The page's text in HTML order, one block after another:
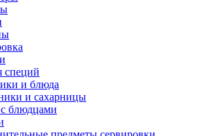
специй
и блюда
и сахарницы
блюдцами